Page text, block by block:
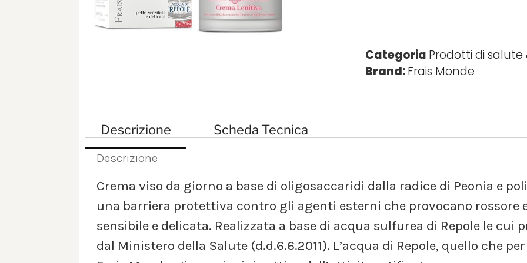
Categoria Prodotti di salute
Brand:Frais Monde
Descrizione Scheda Tecnica
Descrizione
Crema viso da giorno a base di oligosaccaridi dalla radice di Peonia e
una barriera protettiva contro gli agenti esterni che provocano rossore
sensibile e delicata. Realizzata a base di acqua sulfurea di Repole le cui
dal Ministero della Salute (d.d.6.6.2011). L’acqua di Repole, quello che